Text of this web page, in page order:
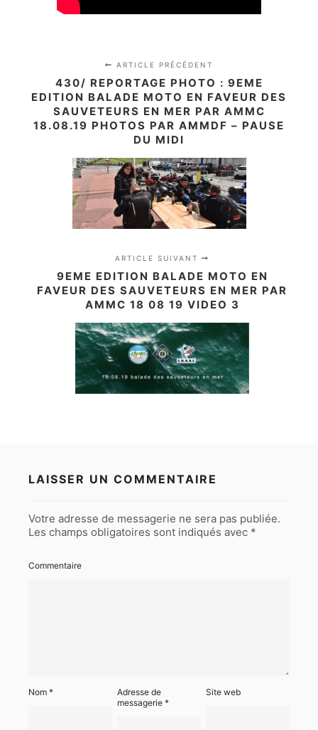
ARTICLE PRÉCÉDENT
430/ REPORTAGE PHOTO : 9EME
EDITION BALADE MOTO EN FAVEUR DES
SAUVETEURS EN MER PAR AMMC
18.08.19 PHOTOS PAR AMMDF – PAUSE
DU MIDI
ARTICLE SUIVANT
9EME EDITION BALADE MOTO EN
FAVEUR DES SAUVETEURS EN MER PAR
AMMC 18 08 19 VIDEO 3
LAISSER UN COMMENTAIRE
Votre adresse de messagerie ne sera pas publiée.
Les champs obligatoires sont indiqués avec *
Commentaire
Nom *
Adresse de
messagerie*
Site web